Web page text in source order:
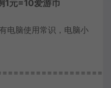
1元=10爱游币
电脑使用常识，电脑小